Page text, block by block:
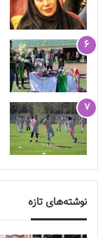
نوشته‌های تازه